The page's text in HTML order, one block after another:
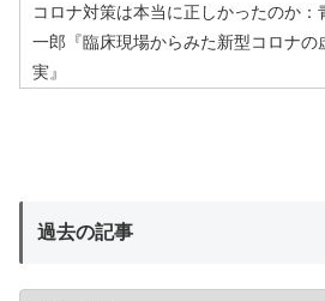
コロナ対策は本当に正しかったのか：
一郎『臨床現場からみた新型コロナの
実』
過去の記事